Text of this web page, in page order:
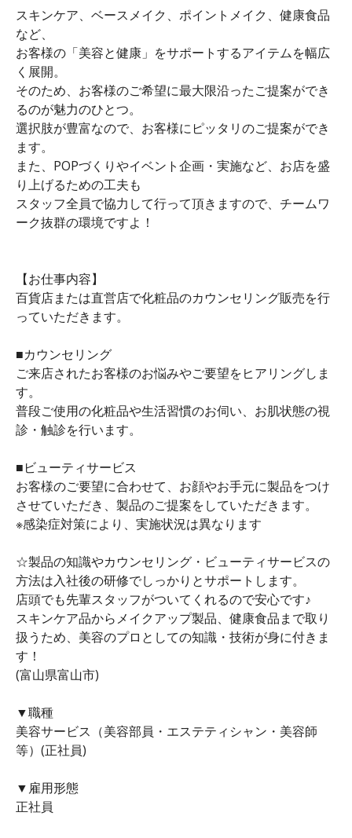
スキンケア、ベースメイク、ポイントメイク、健康食品
など、
お客様の「美容と健康」をサポートするアイテムを幅広
く展開。
そのため、お客様のご希望に最大限沿ったご提案ができ
るのが魅力のひとつ。
選択肢が豊富なので、お客様にピッタリのご提案ができ
ます。
また、POPづくりやイベント企画・実施など、お店を盛
り上げるための工夫も
スタッフ全員で協力して行って頂きますので、チームワ
ーク抜群の環境ですよ！
【お仕事内容】
百貨店または直営店で化粧品のカウンセリング販売を行
っていただきます。
■カウンセリング
ご来店されたお客様のお悩みやご要望をヒアリングしま
す。
普段ご使用の化粧品や生活習慣のお伺い、お肌状態の視
診・触診を行います。
■ビューティサービス
お客様のご要望に合わせて、お顔やお手元に製品をつけ
させていただき、製品のご提案をしていただきます。
※感染症対策により、実施状況は異なります
☆製品の知識やカウンセリング・ビューティサービスの
方法は入社後の研修でしっかりとサポートします。
店頭でも先輩スタッフがついてくれるので安心です♪
スキンケア品からメイクアップ製品、健康食品まで取り
扱うため、美容のプロとしての知識・技術が身に付きま
す！
(富山県富山市)
▼職種
美容サービス（美容部員・エステティシャン・美容師
等）(正社員)
▼雇用形態
正社員